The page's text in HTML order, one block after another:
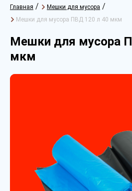
Главная / Мешки для мусора /
Мешки для мусора ПВД 120 л 40 мкм
Мешки для мусора
мкм